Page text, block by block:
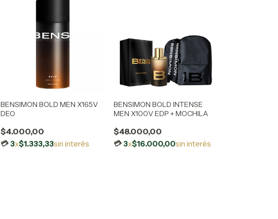
BENSIMON BOLD MEN X165V
DEO
$4.000,00
3x$1.333,33sin interés
BENSIMON BOLD INTENSE
MEN X100V EDP + MOCHILA
$48.000,00
3x$16.000,00sin interés